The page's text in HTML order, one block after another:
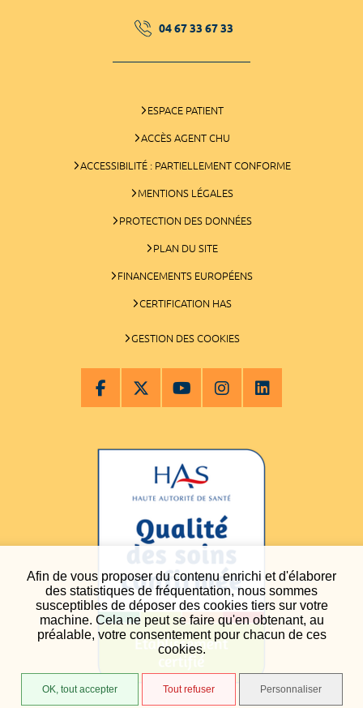
Afin de vous proposer du contenu enrichi et d'élaborer
des statistiques de fréquentation, nous sommes
susceptibles de déposer des cookies tiers sur votre
machine. Cela ne peut se faire qu'en obtenant, au
préalable, votre consentement pour chacun de ces
cookies.
OK, tout accepter Tout refuser Personnaliser
04 67 33 67 33
ESPACE PATIENT
ACCÈS AGENT CHU
ACCESSIBILITÉ : PARTIELLEMENT CONFORME
MENTIONS LÉGALES
PROTECTION DES DONNÉES
PLAN DU SITE
FINANCEMENTS EUROPÉENS
CERTIFICATION HAS
GESTION DES COOKIES